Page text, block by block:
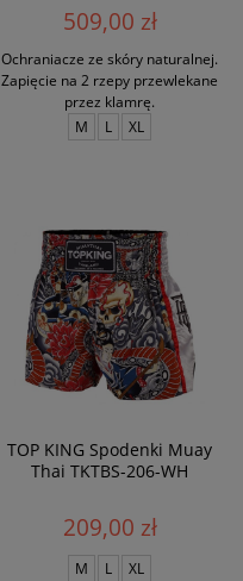
509,00 zł
Ochraniacze ze skóry naturalnej.
Zapięcie na 2 rzepy przewlekane
przez klamrę.
M
L XL
TOP KING Spodenki Muay
Thai TKTBS-206-WH
209,00 zł
M L XL